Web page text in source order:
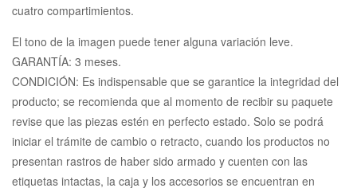
cuatro compartimientos.
El tono de la imagen puede tener alguna variación leve.
GARANTÍA: 3 meses.
CONDICIÓN: Es indispensable que se garantice la integridad del
producto; se recomienda que al momento de recibir su paquete
revise que las piezas estén en perfecto estado. Solo se podrá
iniciar el trámite de cambio o retracto, cuando los productos no
presentan rastros de haber sido armado y cuenten con las
etiquetas intactas, la caja y los accesorios se encuentran en